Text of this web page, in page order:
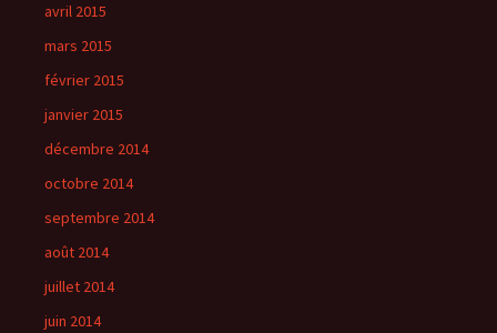
avril 2015
mars 2015
février 2015
janvier 2015
décembre 2014
octobre 2014
septembre 2014
août 2014
juillet 2014
juin 2014